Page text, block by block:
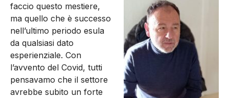
faccio questo mestiere,
ma quello che è successo
nell’ultimo periodo esula
da qualsiasi dato
esperienziale. Con
l’avvento del Covid, tutti
pensavamo che il settore
avrebbe subito un forte